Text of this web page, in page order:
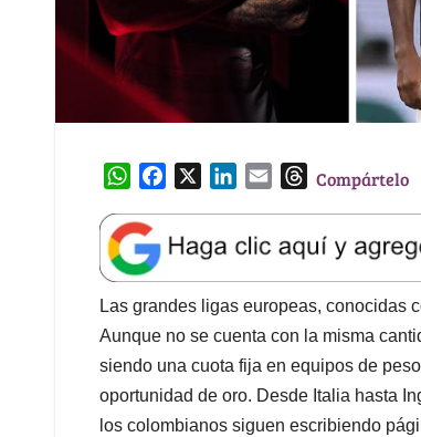
W
a
t
s
A
p
p
e
b
o
o
k
k
e
d
I
n
l
T
e
a
d
s
Compártelo
Las grandes ligas europeas, conocidas
Aunque no se cuenta con la misma
siendo una cuota fija en equipos de
oportunidad de oro. Desde Italia hasta
los colombianos siguen escribiendo